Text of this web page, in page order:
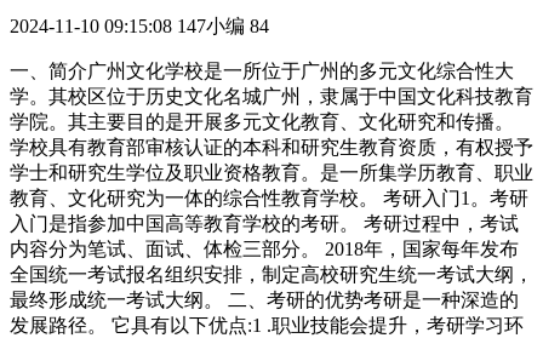
2024-11-10 09:15:08 147小编 84
一、简介广州文化学校是一所位于广州的多元文化综合性大
学。其校区位于历史文化名城广州，隶属于中国文化科技教育
学院。其主要目的是开展多元文化教育、文化研究和传播。
学校具有教育部审核认证的本科和研究生教育资质，有权授予
学士和研究生学位及职业资格教育。是一所集学历教育、职业
教育、文化研究为一体的综合性教育学校。 考研入门1。考研
入门是指参加中国高等教育学校的考研。 考研过程中，考试
内容分为笔试、面试、体检三部分。 2018年，国家每年发布
全国统一考试报名组织安排，制定高校研究生统一考试大纲，
最终形成统一考试大纲。 二、考研的优势考研是一种深造的
发展路径。 它具有以下优点:1 .职业技能会提升，考研学习环